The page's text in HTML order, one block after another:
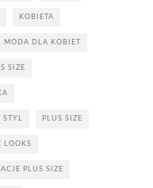
KOBIETA
MODA DLA KOBIET
SIZE
STYL PLUS SIZE
LOOKS
PLUS SIZE